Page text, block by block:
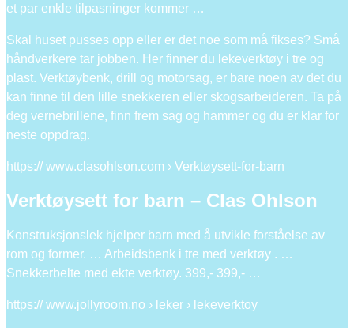
et par enkle tilpasninger kommer …
Skal huset pusses opp eller er det noe som må fikses? Små
håndverkere tar jobben. Her finner du lekeverktøy i tre og
plast. Verktøybenk, drill og motorsag, er bare noen av det du
kan finne til den lille snekkeren eller skogsarbeideren. Ta på
deg vernebrillene, finn frem sag og hammer og du er klar for
neste oppdrag.
https:// www.clasohlson.com › Verktøysett-for-barn
Verktøysett for barn – Clas Ohlson
Konstruksjonslek hjelper barn med å utvikle forståelse av
rom og former. … Arbeidsbenk i tre med verktøy . …
Snekkerbelte med ekte verktøy. 399,- 399,- …
https:// www.jollyroom.no › leker › lekeverktoy